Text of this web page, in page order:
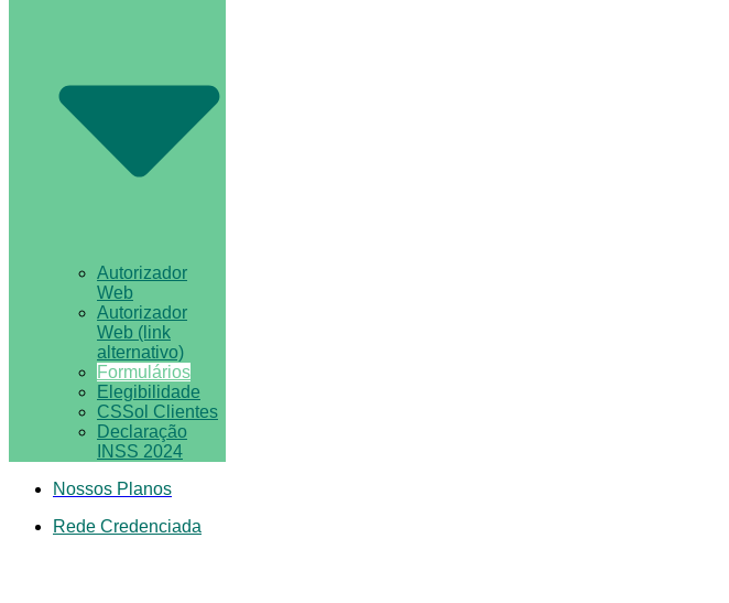
Autorizador
Web
Autorizador
Web (link
alternativo)
Formulários
Elegibilidade
CSSol Clientes
Declaração
INSS 2024
Nossos Planos
Rede Credenciada